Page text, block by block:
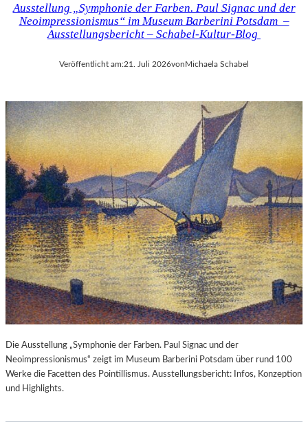
Ausstellung „Symphonie der Farben. Paul Signac und der
Neoimpressionismus“ im Museum Barberini Potsdam –
Ausstellungsbericht – Schabel-Kultur-Blog
Veröffentlicht am:21. Juli 2026vonMichaela Schabel
Die Ausstellung „Symphonie der Farben. Paul Signac und der
Neoimpressionismus“ zeigt im Museum Barberini Potsdam über rund 100
Werke die Facetten des Pointillismus. Ausstellungsbericht: Infos, Konzeption
und Highlights.